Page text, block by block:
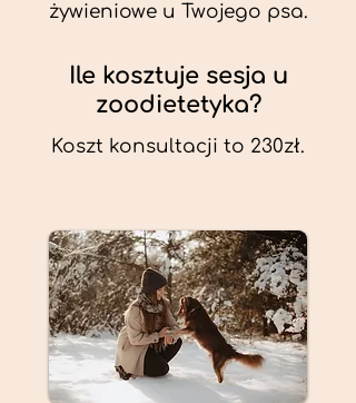
żywieniowe u Twojego psa.
Ile kosztuje sesja u
zoodietetyka?
Koszt konsultacji to 230zł.